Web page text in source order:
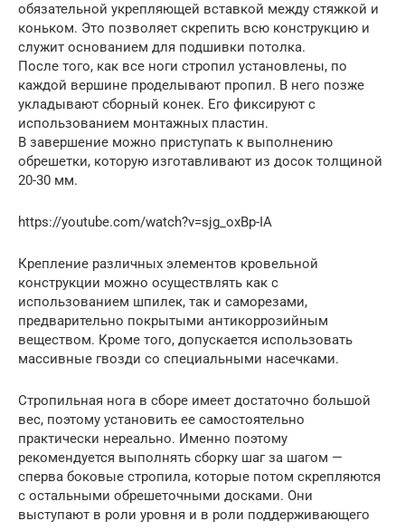
обязательной укрепляющей вставкой между стяжкой и
коньком. Это позволяет скрепить всю конструкцию и
служит основанием для подшивки потолка.
После того, как все ноги стропил установлены, по
каждой вершине проделывают пропил. В него позже
укладывают сборный конек. Его фиксируют с
использованием монтажных пластин.
В завершение можно приступать к выполнению
обрешетки, которую изготавливают из досок толщиной
20-30 мм.
https://youtube.com/watch?v=sjg_oxBp-IA
Крепление различных элементов кровельной
конструкции можно осуществлять как с
использованием шпилек, так и саморезами,
предварительно покрытыми антикоррозийным
веществом. Кроме того, допускается использовать
массивные гвозди со специальными насечками.
Стропильная нога в сборе имеет достаточно большой
вес, поэтому установить ее самостоятельно
практически нереально. Именно поэтому
рекомендуется выполнять сборку шаг за шагом —
сперва боковые стропила, которые потом скрепляются
с остальными обрешеточными досками. Они
выступают в роли уровня и в роли поддерживающего